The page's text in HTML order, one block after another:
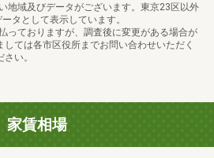
地域及びデータがございます。東京23区以外
タとして表示しています。
っておりますが、調査後に変更がある場合が
ては各市区役所までお問い合わせいただく
い。
家賃相場